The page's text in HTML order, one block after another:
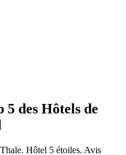
des Hôtels de
Hôtel 5 étoiles. Avis